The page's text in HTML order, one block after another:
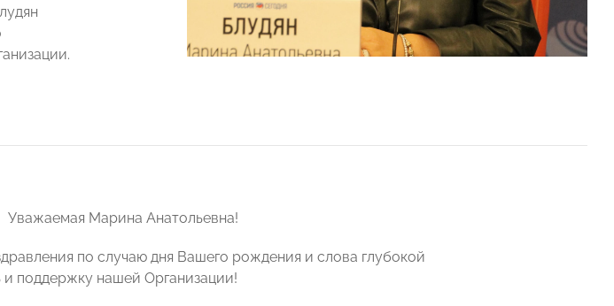
Уважаемая Марина Анатольевна!
по случаю дня Вашего рождения и слова глубокой
и поддержку нашей Организации!